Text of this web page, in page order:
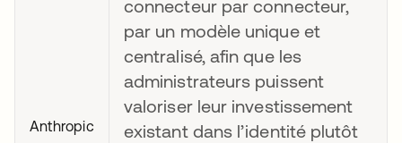
Anthropic
connecteur par connecteur,
par un modèle unique et
centralisé, afin que les
administrateurs puissent
valoriser leur investissement
existant dans l’identité plutôt